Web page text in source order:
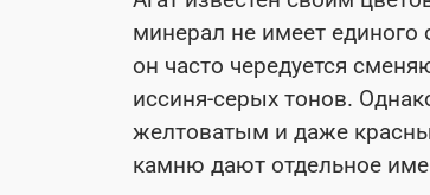
минерал не имеет единого
он часто чередуется
иссиня-серых тонов.
желтоватым и даже
камню дают отдельное